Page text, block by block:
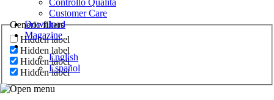
Generic filters
Hidden label
Hidden label
Hidden label
Hidden label
Controllo Qualità
Customer Care
Download
Magazine
English
Español